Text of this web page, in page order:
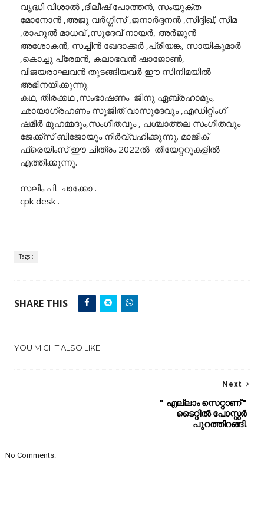
വൃദ്ധി വിശാൽ ,ദിലീഷ് പോത്തൻ, സംയുക്ത
മോനോൻ ,അജു വർഗ്ഗീസ് ,ജനാർദ്ദനൻ ,സിദ്ദിഖ്, സീമ
,രാഹുൽ മാധവ് ,സുദേവ് നായർ, അർജുൻ
അശോകൻ, സച്ചിൻ ഖേദാക്കർ ,പ്രിയങ്ക, സായികുമാർ
,കൊച്ചു പ്രേമൻ, കലാഭവൻ ഷാജോൺ,
വിജയരാഘവൻ തുടങ്ങിയവർ ഈ സിനിമയിൽ
അഭിനയിക്കുന്നു.
കഥ, തിരക്കഥ ,സംഭാഷണം ജിനു ഏബ്രഹാമും,
ഛായാഗ്രഹണം സുജിത് വാസുദേവും ,എഡിറ്റിംഗ്
ഷമീർ മുഹമ്മദും,സംഗീതവും , പശ്ചാത്തല സംഗീതവും
ജേക്ക്സ് ബിജോയും നിർവ്വഹിക്കുന്നു. മാജിക്
ഫ്രെയിംസ് ഈ ചിത്രം 2022ൽ തീയേറ്ററുകളിൽ
എത്തിക്കുന്നു.
സലിം പി. ചാക്കോ .
cpk desk .
Tags :
SHARE THIS
YOU MIGHT ALSO LIKE
Next
" എല്ലാം സെറ്റാണ് "
ടൈറ്റിൽ പോസ്റ്റർ
പുറത്തിറങ്ങി.
No Comments: